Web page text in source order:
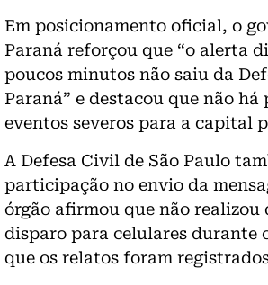
Em posicionamento oficial, o
Paraná reforçou que “o alerta
poucos minutos não saiu da
Paraná” e destacou que não há
eventos severos para a capital
A Defesa Civil de São Paulo
participação no envio da
órgão afirmou que não realizou
disparo para celulares durante
que os relatos foram